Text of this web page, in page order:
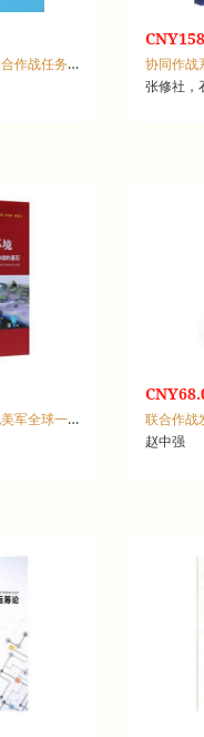
争夺作战筹划优势：联合作战任务规划研究
协同作战
张修社，
联合信息环境：新世纪美军全球一体化作战的基石
联合作战
赵中强